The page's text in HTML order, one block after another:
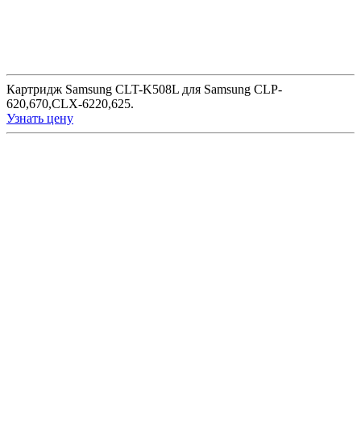
Картридж Samsung CLT-K508L для Samsung CLP-
620,670,CLX-6220,625.
Узнать цену